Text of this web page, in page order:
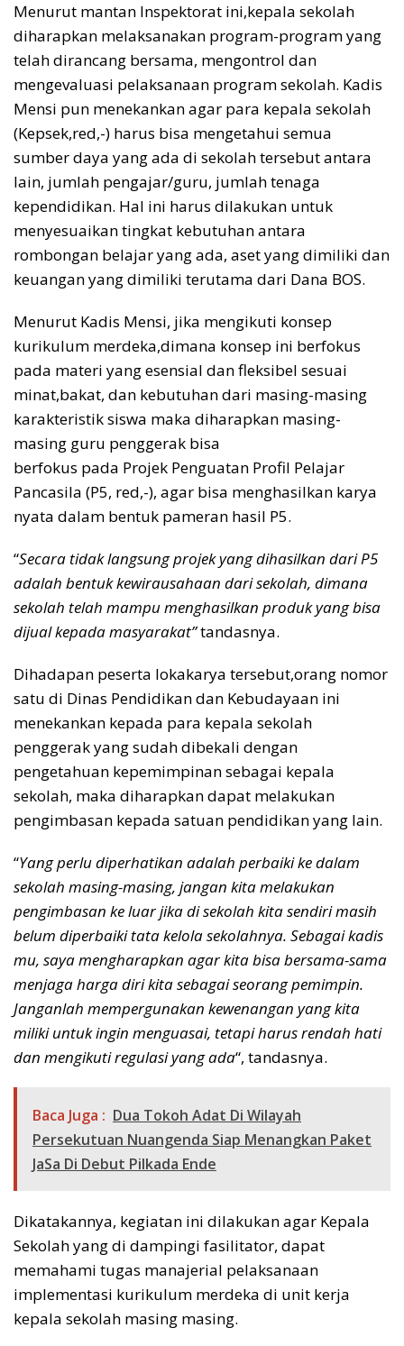
Menurut mantan Inspektorat ini,kepala sekolah
diharapkan melaksanakan program-program yang
telah dirancang bersama, mengontrol dan
mengevaluasi pelaksanaan program sekolah. Kadis
Mensi pun menekankan agar para kepala sekolah
(Kepsek,red,-) harus bisa mengetahui semua
sumber daya yang ada di sekolah tersebut antara
lain, jumlah pengajar/guru, jumlah tenaga
kependidikan. Hal ini harus dilakukan untuk
menyesuaikan tingkat kebutuhan antara
rombongan belajar yang ada, aset yang dimiliki dan
keuangan yang dimiliki terutama dari Dana BOS.
Menurut Kadis Mensi, jika mengikuti konsep
kurikulum merdeka,dimana konsep ini berfokus
pada materi yang esensial dan fleksibel sesuai
minat,bakat, dan kebutuhan dari masing-masing
karakteristik siswa maka diharapkan masing-
masing guru penggerak bisa
berfokus pada Projek Penguatan Profil Pelajar
Pancasila (P5, red,-), agar bisa menghasilkan karya
nyata dalam bentuk pameran hasil P5.
“Secara tidak langsung projek yang dihasilkan dari P5
adalah bentuk kewirausahaan dari sekolah, dimana
sekolah telah mampu menghasilkan produk yang bisa
dijual kepada masyarakat”tandasnya.
Dihadapan peserta lokakarya tersebut,orang nomor
satu di Dinas Pendidikan dan Kebudayaan ini
menekankan kepada para kepala sekolah
penggerak yang sudah dibekali dengan
pengetahuan kepemimpinan sebagai kepala
sekolah, maka diharapkan dapat melakukan
pengimbasan kepada satuan pendidikan yang lain.
“Yang perlu diperhatikan adalah perbaiki ke dalam
sekolah masing-masing, jangan kita melakukan
pengimbasan ke luar jika di sekolah kita sendiri masih
belum diperbaiki tata kelola sekolahnya. Sebagai kadis
mu, saya mengharapkan agar kita bisabersama-sama
menjaga harga diri kita sebagai seorang pemimpin.
Janganlah mempergunakan kewenangan yang kita
miliki untuk ingin menguasai, tetapi harus rendah hati
dan mengikuti regulasi yang ada“, tandasnya.
Baca Juga : Dua Tokoh Adat Di Wilayah
Persekutuan Nuangenda Siap Menangkan Paket
JaSa Di Debut Pilkada Ende
Dikatakannya, kegiatan ini dilakukan agar Kepala
Sekolah yang di dampingi fasilitator, dapat
memahami tugas manajerial pelaksanaan
implementasi kurikulum merdeka di unit kerja
kepala sekolah masing masing.